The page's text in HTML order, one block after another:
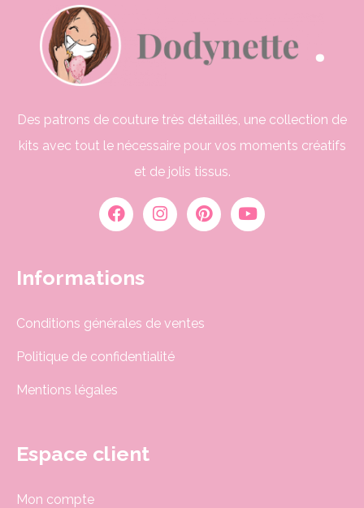
Des patrons de couture très détaillés, une collection de
kits avec tout le nécessaire pour vos moments créatifs
et de jolis tissus.
Informations
Conditions générales de ventes
Politique de confidentialité
Mentions légales
Espace client
Mon compte